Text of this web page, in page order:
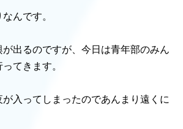
んです。
出るのですが、今日は青年部のみん
てきます。
入ってしまったのであんまり遠くに